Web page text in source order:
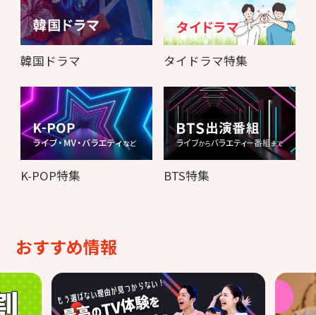
韓国ドラマ タイドラマ特集
K-POP特集 BTS特集
おすすめ情報